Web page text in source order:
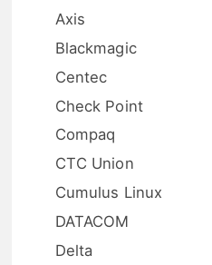
Axis
Blackmagic
Centec
Check Point
Compaq
CTC Union
Cumulus Linux
DATACOM
Delta